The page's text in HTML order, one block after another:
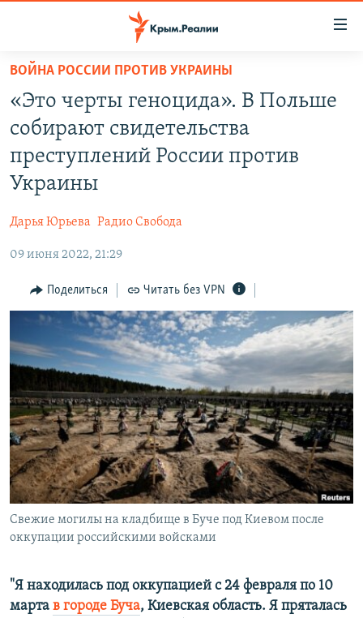
Вернуться
основному
содержанию
Вернутся
главной
Вернутся
СПЕЦПРОЕКТЫ
ИСТОРИЯ
ИНТЕРАКТИВ
ИНФОГРАФИКА
ТЕЛЕПРОЕКТ КРЫМ.РЕАЛИИ
СОВЕТЫ ПРАВОЗАЩИТНИКОВ
ПРОПАВШИЕ БЕЗ ВЕСТИ
ПОБЕДИТЕЛЕЙ НЕ СУДЯТ?
КРЫМ.НЕПОКОРЕННЫЙ
ELIFBE
УКРАИНСКАЯ ПРОБЛЕМА КРЫМА
РАДІО СВОБОДА
КАК ОБОЙТИ БЛОКИРОВКУ
Qırımtatar
ПРИСОЕДИНЯЙТЕСЬ!
Все сайты RFE/RL
ВОЙНА РОССИИ ПРОТИВ УКРАИНЫ
«Это черты геноцида». В Польше
собирают свидетельства
преступлений России против
Украины
Дарья Юрьева Радио Свобода
09 июня 2022, 21:29
Поделиться Читать без VPN
Свежие могилы на кладбище в Буче под Киевом после
оккупации российскими войсками
"Я находилась под оккупацией с 24 февраля по 10
марта в городе Буча, Киевская область. Я пряталась